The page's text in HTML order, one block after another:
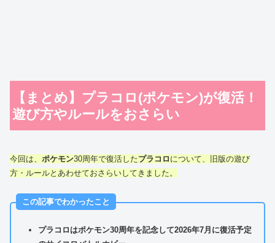
【まとめ】プラコロ(ポケモン)が復活！
遊び方やルールをおさらい
今回は、 ポケモン30周年で復活したプラコロ について、旧版の遊び
方・ルールとあわせておさらいしてきました。
この記事でわかったこと
プラコロはポケモン30周年を記念して2026年7月に復活予定